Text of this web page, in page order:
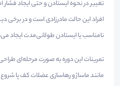
تغییر در نحوه ایستادن و حتی ایجاد
افراد این حالت مادرزادی است و در
نامناسب یا ایستادن طولانی‌مدت ایجاد
تمرینات این دوره به صورت مرحله‌ای
مانند ماساژ و رهاسازی عضلات کف پا